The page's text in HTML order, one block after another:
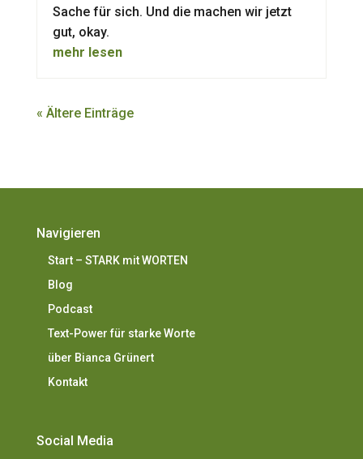
Sache für sich. Und die machen wir jetzt
gut, okay.
mehr lesen
« Ältere Einträge
Navigieren
Start – STARK mit WORTEN
Blog
Podcast
Text-Power für starke Worte
über Bianca Grünert
Kontakt
Social Media